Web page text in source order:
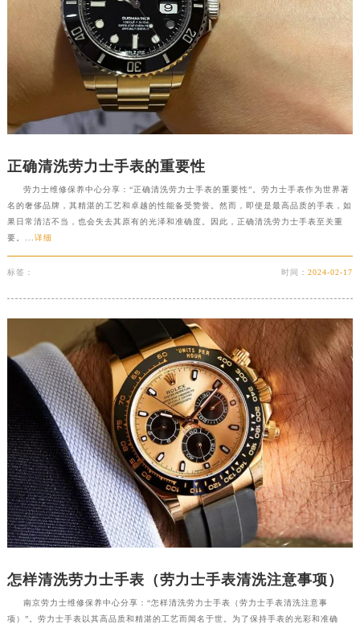
正确清洗劳力士手表的重要性
劳力士维修保养中心分享：“正确清洗劳力士手表的重要性”。劳力士手表作为世界著
名的奢侈品牌，其精湛的工艺和卓越的性能备受赞誉。然而，即使是最高品质的手表，如
果日常清洁不当，也会失去其原有的光泽和准确度。因此，正确清洗劳力士手表至关重
要。... 详细
标签： 时间：2024-02-17
怎样清洗劳力士手表（劳力士手表清洗注意事项）
南京劳力士维修保养中心分享：“怎样清洗劳力士手表（劳力士手表清洗注意事
项）”。劳力士手表以其高品质和精湛的工艺而闻名于世。为了保持手表的光彩和准确